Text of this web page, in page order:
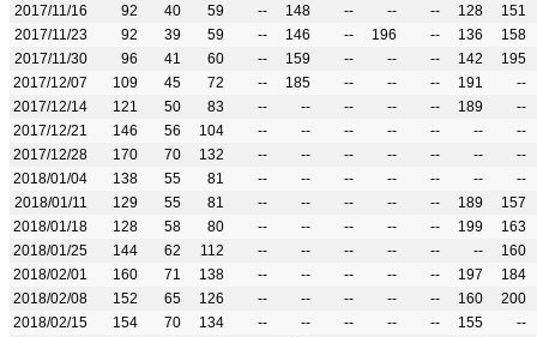
2017/11/16
92 40 59 -- 148 -- -- -- 128
151
2017/11/23
92 39 59 -- 146 -- 196 -- 136
158
2017/11/30
96 41 60 -- 159 -- -- -- 142
195
2017/12/07
109 45 72 -- 185 -- -- -- 191
--
2017/12/14
121 50 83 -- -- -- -- -- 189
--
2017/12/21
146 56 104 -- -- -- -- -- --
--
2017/12/28
170 70 132 -- -- -- -- -- --
--
2018/01/04
138 55 81 -- -- -- -- -- --
--
2018/01/11
129 55 81 -- -- -- -- -- 189
157
2018/01/18
128 58 80 -- -- -- -- -- 199
163
2018/01/25
144 62 112 -- -- -- -- -- --
160
2018/02/01
160 71 138 -- -- -- -- -- 197
184
2018/02/08
152 65 126 -- -- -- -- -- 160
200
2018/02/15
154 70 134 -- -- -- -- -- 155
--